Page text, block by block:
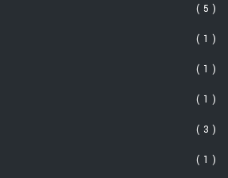
( 5 )
( 1 )
( 1 )
( 1 )
( 3 )
( 1 )